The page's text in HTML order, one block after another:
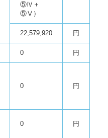
⑤Ⅳ＋
⑤Ⅴ ）
22,579,920 円
0 円
0 円
0 円